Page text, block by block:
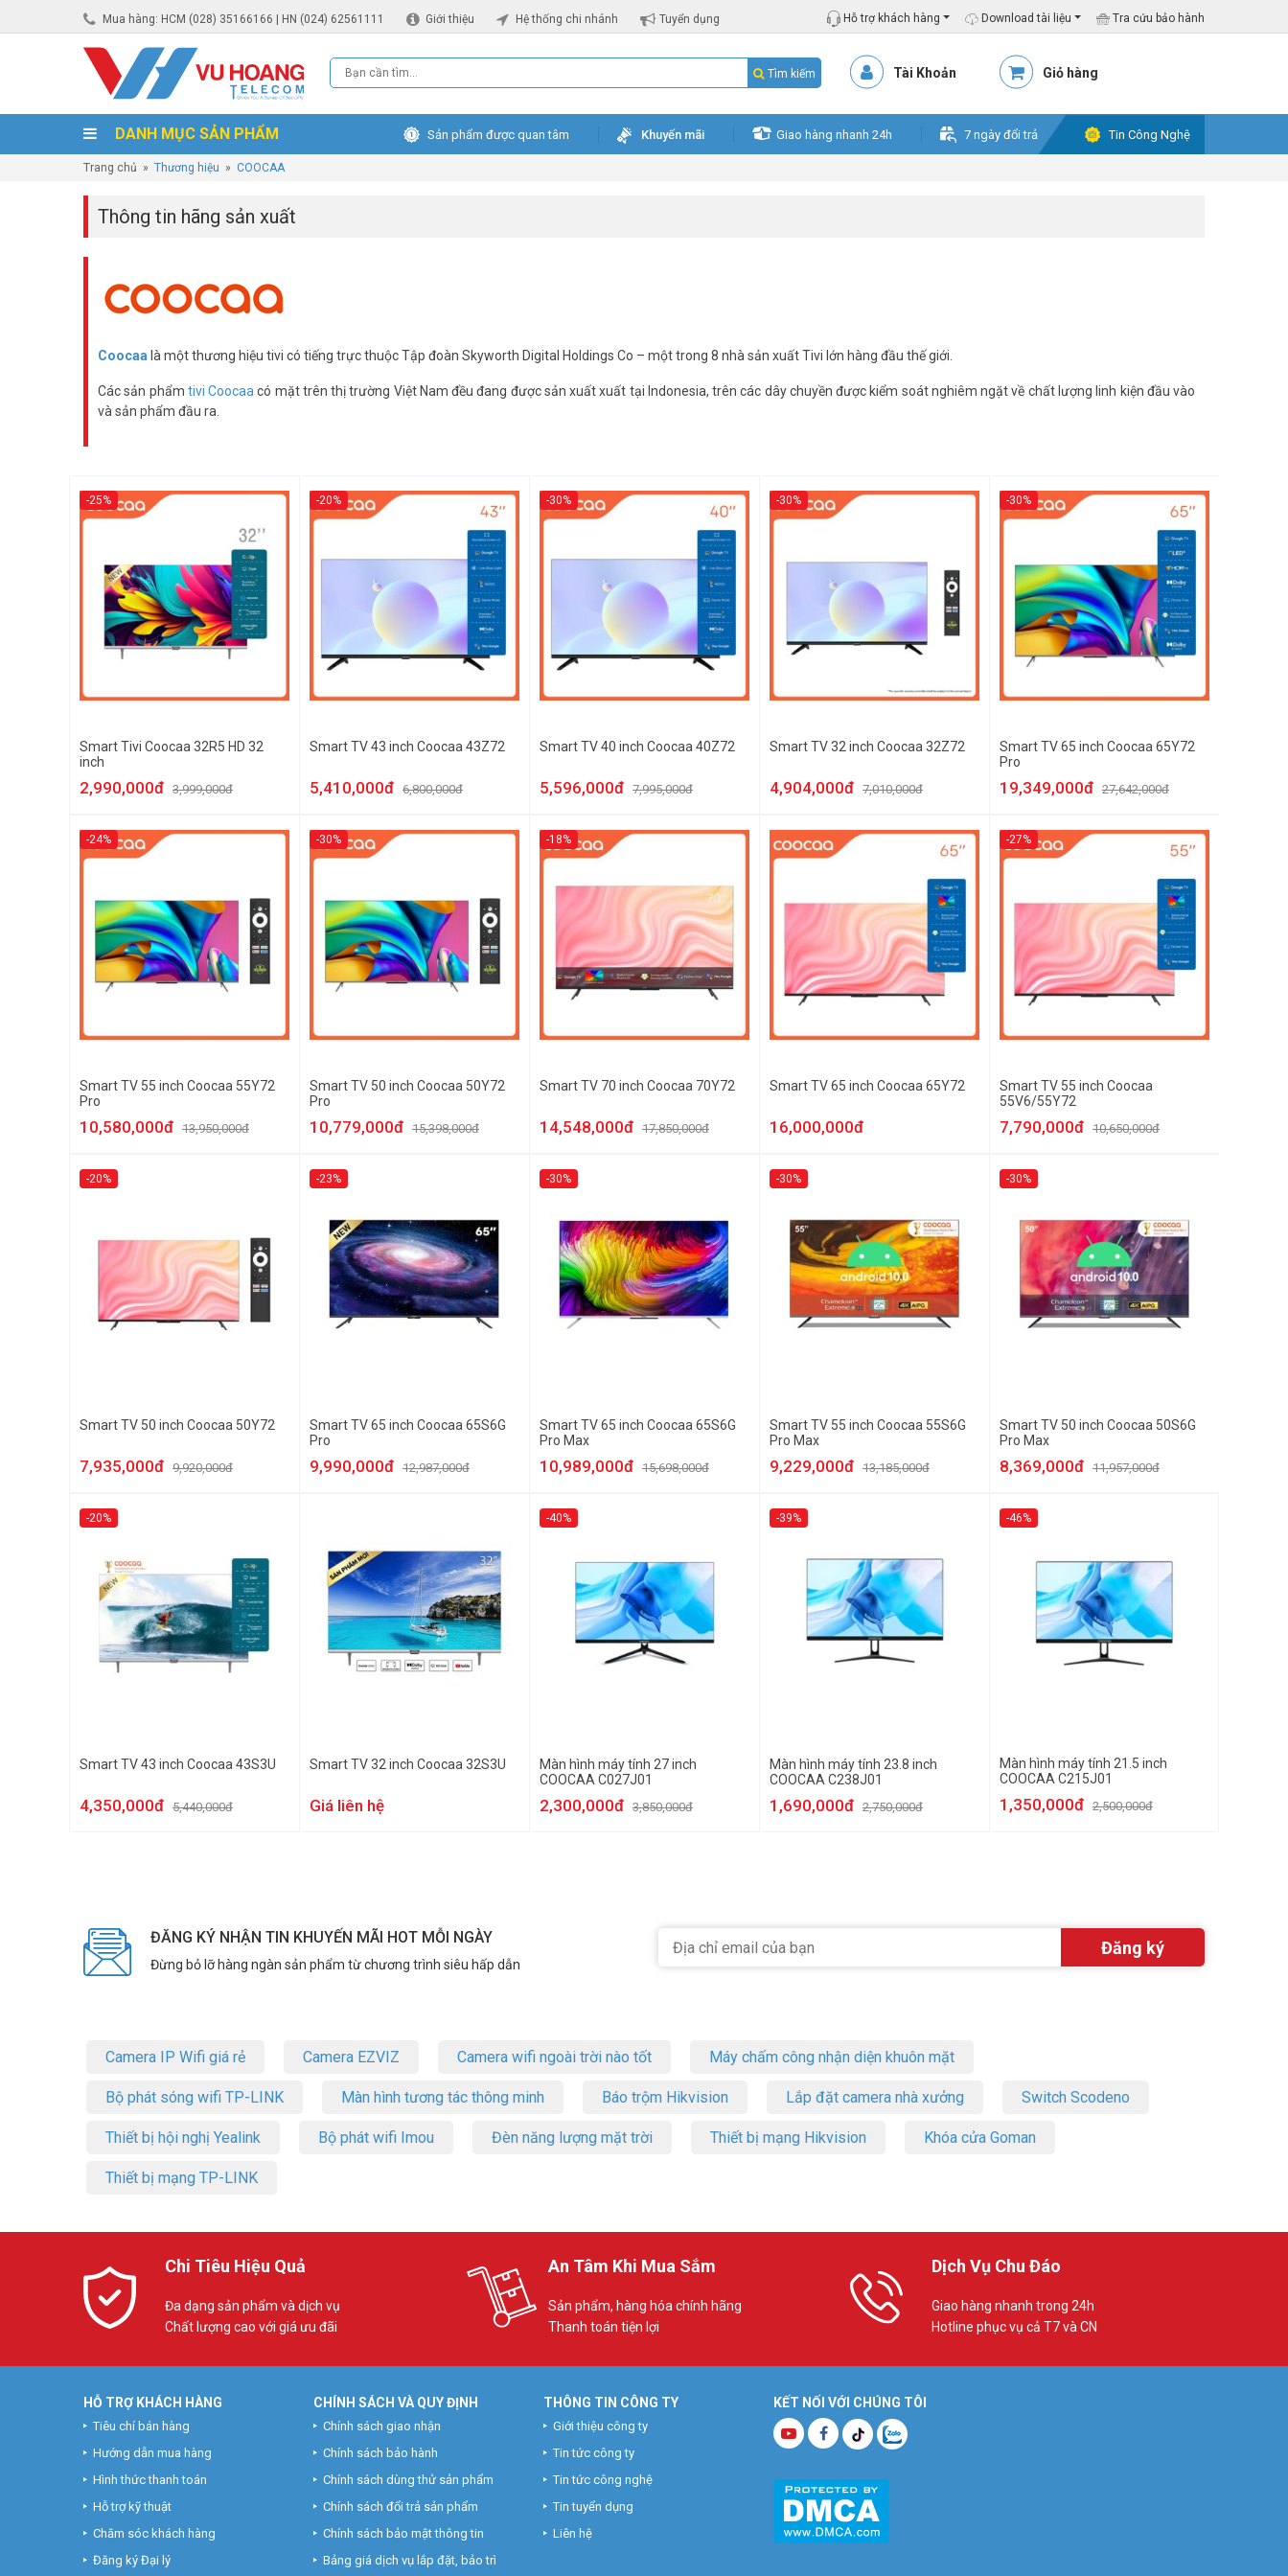
Mua hàng: HCM (028) 35166166 | HN (024) 62561111 Giới thiệu Hệ thống chi nhánh Tuyển dụng Hỗ trợ khách hàng Download tài liệu Tra cứu bảo hành
Tìm kiếm Tài Khoản Giỏ hàng
DANH MỤC SẢN PHẨM Sản phẩm được quan tâm Khuyến mãi Giao hàng nhanh 24h 7 ngày đổi trả Tin Công Nghệ
Trang chủ » Thương hiệu » COOCAA
Thông tin hãng sản xuất
Coocaa là một thương hiệu tivi có tiếng trực thuộc Tập đoàn Skyworth Digital Holdings Co – một trong 8 nhà sản xuất Tivi lớn hàng đầu thế giới.
Các sản phẩm tivi Coocaa có mặt trên thị trường Việt Nam đều đang được sản xuất xuất tại Indonesia, trên các dây chuyền được kiểm soát nghiêm ngặt về chất lượng linh kiện đầu vào
và sản phẩm đầu ra.
-25%
Smart Tivi Coocaa 32R5 HD 32
inch
2,990,000đ 3,999,000đ
-20%
Smart TV 43 inch Coocaa 43Z72
5,410,000đ 6,800,000đ
-30%
Smart TV 40 inch Coocaa 40Z72
5,596,000đ 7,995,000đ
-30%
Smart TV 32 inch Coocaa 32Z72
4,904,000đ 7,010,000đ
-30%
Smart TV 65 inch Coocaa 65Y72
Pro
19,349,000đ 27,642,000đ
-24%
Smart TV 55 inch Coocaa 55Y72
Pro
10,580,000đ 13,950,000đ
-30%
Smart TV 50 inch Coocaa 50Y72
Pro
10,779,000đ 15,398,000đ
-18%
Smart TV 70 inch Coocaa 70Y72
14,548,000đ 17,850,000đ
Smart TV 65 inch Coocaa 65Y72
16,000,000đ
-27%
Smart TV 55 inch Coocaa
55V6/55Y72
7,790,000đ 10,650,000đ
-20%
Smart TV 50 inch Coocaa 50Y72
7,935,000đ 9,920,000đ
-23%
Smart TV 65 inch Coocaa 65S6G
Pro
9,990,000đ 12,987,000đ
-30%
Smart TV 65 inch Coocaa 65S6G
Pro Max
10,989,000đ 15,698,000đ
-30%
Smart TV 55 inch Coocaa 55S6G
Pro Max
9,229,000đ 13,185,000đ
-30%
Smart TV 50 inch Coocaa 50S6G
Pro Max
8,369,000đ 11,957,000đ
-20%
Smart TV 43 inch Coocaa 43S3U
4,350,000đ 5,440,000đ
Smart TV 32 inch Coocaa 32S3U
Giá liên hệ
-40%
Màn hình máy tính 27 inch
COOCAA C027J01
2,300,000đ 3,850,000đ
-39%
Màn hình máy tính 23.8 inch
COOCAA C238J01
1,690,000đ 2,750,000đ
-46%
Màn hình máy tính 21.5 inch
COOCAA C215J01
1,350,000đ 2,500,000đ
ĐĂNG KÝ NHẬN TIN KHUYẾN MÃI HOT MỖI NGÀY
Đừng bỏ lỡ hàng ngàn sản phẩm từ chương trình siêu hấp dẫn
Camera IP Wifi giá rẻ Camera EZVIZ Camera wifi ngoài trời nào tốt Máy chấm công nhận diện khuôn mặt
Bộ phát sóng wifi TP-LINK Màn hình tương tác thông minh Báo trộm Hikvision Lắp đặt camera nhà xưởng Switch Scodeno
Thiết bị hội nghị Yealink Bộ phát wifi Imou Đèn năng lượng mặt trời Thiết bị mạng Hikvision Khóa cửa Goman
Thiết bị mạng TP-LINK
Chi Tiêu Hiệu Quả
Đa dạng sản phẩm và dịch vụ
Chất lượng cao với giá ưu đãi
An Tâm Khi Mua Sắm
Sản phẩm, hàng hóa chính hãng
Thanh toán tiện lợi
Dịch Vụ Chu Đáo
Giao hàng nhanh trong 24h
Hotline phục vụ cả T7 và CN
KẾT NỐI VỚI CHÚNG TÔI
HỖ TRỢ KHÁCH HÀNG
Tiêu chí bán hàng
Hướng dẫn mua hàng
Hình thức thanh toán
Hỗ trợ kỹ thuật
Chăm sóc khách hàng
Đăng ký Đại lý
CHÍNH SÁCH VÀ QUY ĐỊNH
Chính sách giao nhận
Chính sách bảo hành
Chính sách dùng thử sản phẩm
Chính sách đổi trả sản phẩm
Chính sách bảo mật thông tin
Bảng giá dịch vụ lắp đặt, bảo trì
THÔNG TIN CÔNG TY
Giới thiệu công ty
Tin tức công ty
Tin tức công nghệ
Tin tuyển dụng
Liên hệ